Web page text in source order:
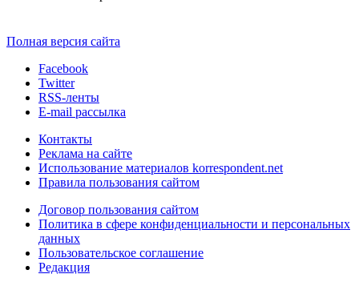
Полная версия сайта
Facebook
Twitter
RSS-ленты
E-mail рассылка
Контакты
Реклама на сайте
Использование материалов korrespondent.net
Правила пользования сайтом
Договор пользования сайтом
Политика в сфере конфиденциальности и персональных
данных
Пользовательское соглашение
Редакция